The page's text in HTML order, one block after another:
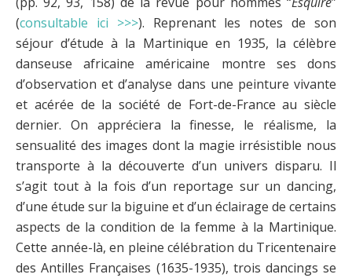
(consultable ici >>>). Reprenant les notes de son
séjour d’étude à la Martinique en 1935, la célèbre
danseuse africaine américaine montre ses dons
d’observation et d’analyse dans une peinture vivante
et acérée de la société de Fort-de-France au siècle
dernier. On appréciera la finesse, le réalisme, la
sensualité des images dont la magie irrésistible nous
transporte à la découverte d’un univers disparu. Il
s’agit tout à la fois d’un reportage sur un dancing,
d’une étude sur la biguine et d’un éclairage de certains
aspects de la condition de la femme à la Martinique.
Cette année-là, en pleine célébration du Tricentenaire
des Antilles Françaises (1635-1935), trois dancings se